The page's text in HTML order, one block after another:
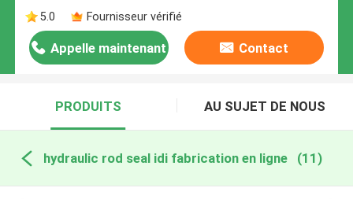
5.0
Fournisseur vérifié
Appelle maintenant Contact
PRODUITS AU SUJET DE NOUS
hydraulic rod seal idi fabrication en ligne (11)